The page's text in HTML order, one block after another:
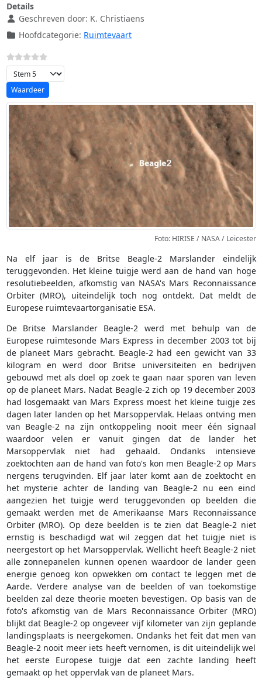
Details
Geschreven door: K. Christiaens
Hoofdcategorie: Ruimtevaart
Voeg waardering toe
Foto: HIRISE / NASA / Leicester
Na elf jaar is de Britse Beagle-2 Marslander eindelijk
teruggevonden. Het kleine tuigje werd aan de hand van hoge
resolutiebeelden, afkomstig van NASA's Mars Reconnaissance
Orbiter (MRO), uiteindelijk toch nog ontdekt. Dat meldt de
Europese ruimtevaartorganisatie ESA.
De Britse Marslander Beagle-2 werd met behulp van de
Europese ruimtesonde Mars Express in december 2003 tot bij
de planeet Mars gebracht. Beagle-2 had een gewicht van 33
kilogram en werd door Britse universiteiten en bedrijven
gebouwd met als doel op zoek te gaan naar sporen van leven
op de planeet Mars. Nadat Beagle-2 zich op 19 december 2003
had losgemaakt van Mars Express moest het kleine tuigje zes
dagen later landen op het Marsoppervlak. Helaas ontving men
van Beagle-2 na zijn ontkoppeling nooit meer één signaal
waardoor velen er vanuit gingen dat de lander het
Marsoppervlak niet had gehaald. Ondanks intensieve
zoektochten aan de hand van foto's kon men Beagle-2 op Mars
nergens terugvinden. Elf jaar later komt aan de zoektocht en
het mysterie achter de landing van Beagle-2 nu een eind
aangezien het tuigje werd teruggevonden op beelden die
gemaakt werden met de Amerikaanse Mars Reconnaissance
Orbiter (MRO). Op deze beelden is te zien dat Beagle-2 niet
ernstig is beschadigd wat wil zeggen dat het tuigje niet is
neergestort op het Marsoppervlak. Wellicht heeft Beagle-2 niet
alle zonnepanelen kunnen openen waardoor de lander geen
energie genoeg kon opwekken om contact te leggen met de
Aarde. Verdere analyse van de beelden of van toekomstige
beelden zal deze theorie moeten bevestigen. Op basis van de
foto's afkomstig van de Mars Reconnaissance Orbiter (MRO)
blijkt dat Beagle-2 op ongeveer vijf kilometer van zijn geplande
landingsplaats is neergekomen. Ondanks het feit dat men van
Beagle-2 nooit meer iets heeft vernomen, is dit uiteindelijk wel
het eerste Europese tuigje dat een zachte landing heeft
gemaakt op het oppervlak van de planeet Mars.